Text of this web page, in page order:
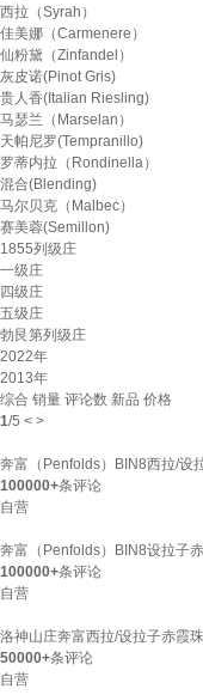
西拉（Syrah）
佳美娜（Carmenere）
仙粉黛（Zinfandel）
灰皮诺(Pinot Gris)
贵人香(Italian Riesling)
马瑟兰（Marselan）
天帕尼罗(Tempranillo)
罗蒂内拉（Rondinella）
混合(Blending)
马尔贝克（Malbec）
赛美蓉(Semillon)
1855列级庄
一级庄
四级庄
五级庄
勃艮第列级庄
2022年
2013年
综合 销量 评论数 新品 价格
1/5 < >
奔富（Penfolds）BIN8西拉/设
100000+条评论
自营
奔富（Penfolds）BIN8设拉子
100000+条评论
自营
洛神山庄奔富西拉/设拉子赤霞
50000+条评论
自营